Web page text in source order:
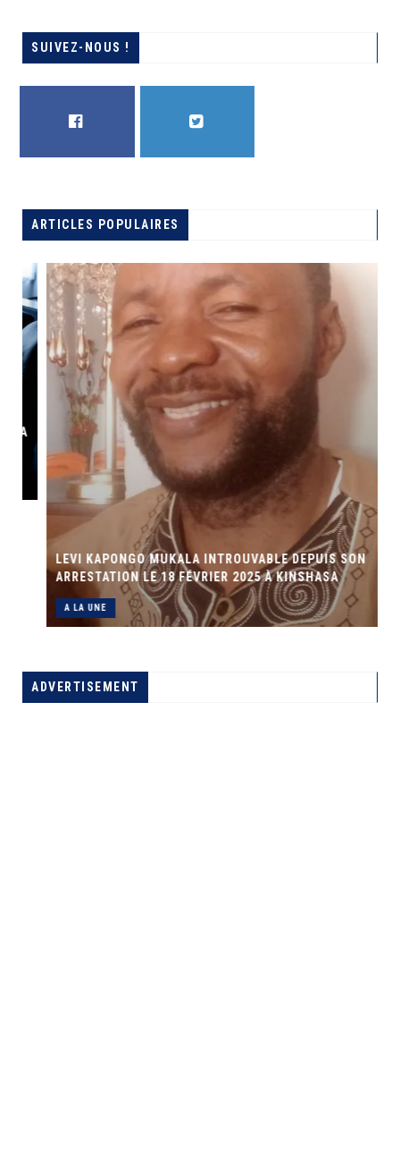
SUIVEZ-NOUS !
ARTICLES POPULAIRES
LEVI KAPONGO MUKALA INTROUVABLE DEPUIS SON
ARRESTATION LE 18 FÉVRIER 2025 À KINSHASA
A LA UNE
ADVERTISEMENT